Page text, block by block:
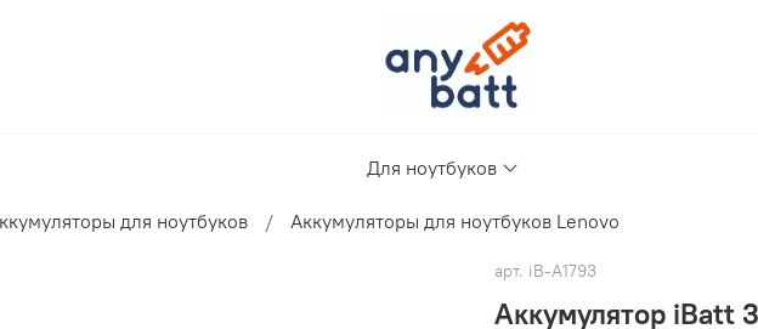
Для ноутбуков
для ноутбуков Аккумуляторы для ноутбуков Lenovo
арт. iB-A1793
Аккумулятор iBatt